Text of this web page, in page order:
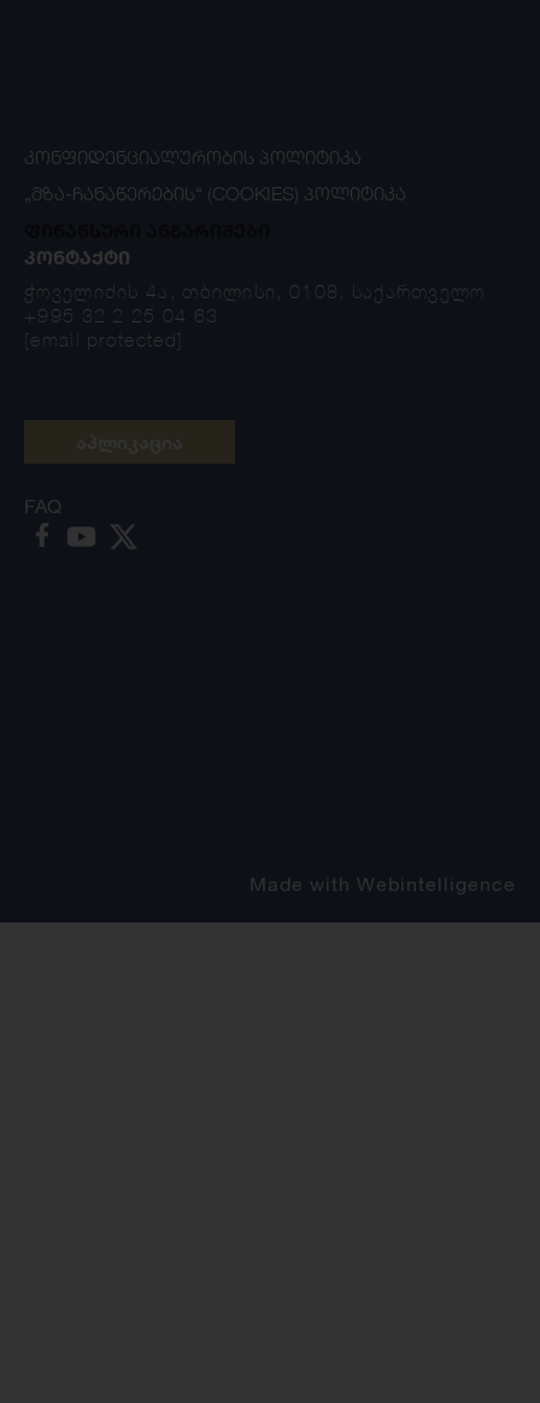
Made with Webintelligence
ᲙᲝᲜᲤᲘᲓᲔᲜᲪᲘᲐᲚᲣᲠᲝᲑᲘᲡ ᲞᲝᲚᲘᲢᲘᲙᲐ
„ᲛᲖᲐ-ᲩᲐᲜᲐᲬᲔᲠᲔᲑᲘᲡ“ (COOKIES) ᲞᲝᲚᲘᲢᲘᲙᲐ
ᲙᲝᲜᲢᲐᲥᲢᲘ
ჭოველიძის 4ა, თბილისი, 0108, საქართველო
+995 32 2 25 04 63
[email protected]
FAQ